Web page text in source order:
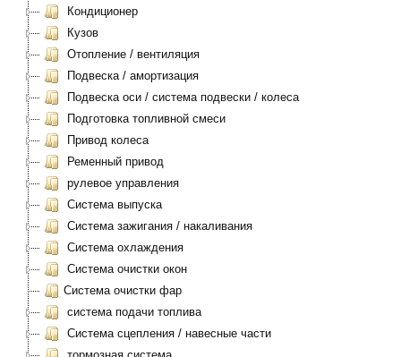
Кондиционер
Кузов
Отопление / вентиляция
Подвеска / амортизация
Подвеска оси / система подвески / колеса
Подготовка топливной смеси
Привод колеса
Ременный привод
рулевое управления
Система выпуска
Система зажигания / накаливания
Система охлаждения
Система очистки окон
Система очистки фар
система подачи топлива
Система сцепления / навесные части